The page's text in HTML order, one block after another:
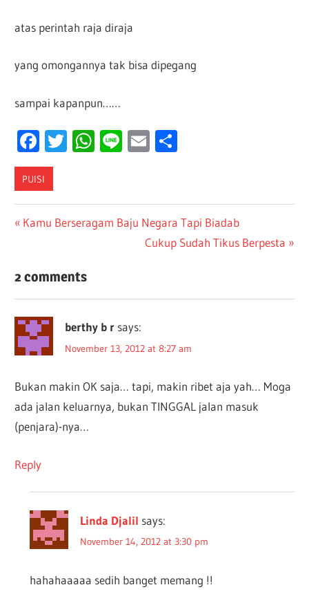
atas perintah raja diraja
yang omongannya tak bisa dipegang
sampai kapanpun……
Facebook
Twitter
WhatsApp
LineEmail
PUISI
Post
Previous
Kamu Berseragam Baju Negara Tapi Biadab
Next
Cukup Sudah Tikus Berpesta
2 comments
berthy b r says:
November 13, 2012 at 8:27 am
Bukan makin OK saja… tapi, makin ribet aja yah… Moga
ada jalan keluarnya, bukan TINGGAL jalan masuk
(penjara)-nya…
Reply
Linda Djalil says:
November 14, 2012 at 3:30 pm
hahahaaaaa sedih banget memang !!